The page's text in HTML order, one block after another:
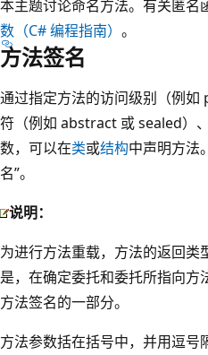
本主题讨论命名方法。有关匿名
数（C# 编程指南） 。
方法签名
通过指定方法的访问级别（例
符（例如 abstract 或 sealed）
数，可以在类或结构中声明方法
名”。
说明：
为进行方法重载，方法的返回类
是，在确定委托和委托所指向方
方法签名的一部分。
方法参数括在括号中，并用逗